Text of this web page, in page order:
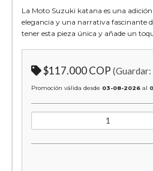
La Moto Suzuki katana es una
elegancia y una narrativa fascinante
tener esta pieza única y añade un
$117.000 COP (Guardar:
Promoción válida desde 03-08-2026 al